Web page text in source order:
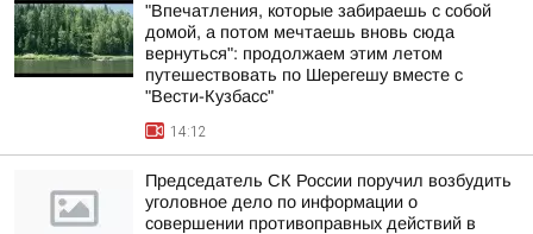
"Впечатления, которые забираешь с собой
домой, а потом мечтаешь вновь сюда
вернуться": продолжаем этим летом
путешествовать по Шерегешу вместе с
"Вести-Кузбасс"
14:12
Председатель СК России поручил возбудить
уголовное дело по информации о
совершении противоправных действий в